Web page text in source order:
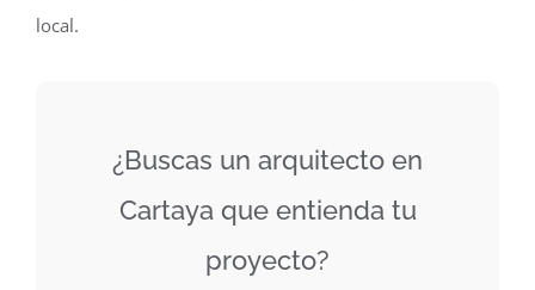
local.
¿Buscas un arquitecto en
Cartaya que entienda tu
proyecto?